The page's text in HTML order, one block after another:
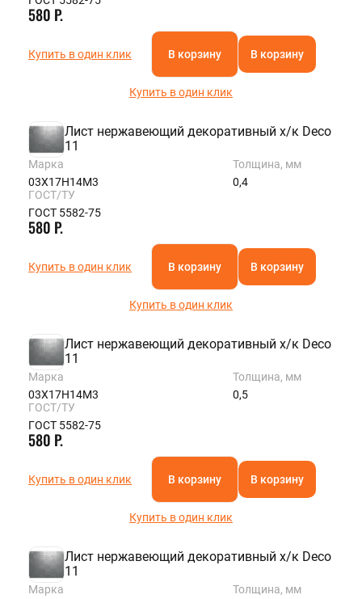
580 Р.
Купить в один клик В корзину В корзину
Купить в один клик
Лист нержавеющий декоративный х/к Deco
11
Марка
03Х17Н14М3
Толщина, мм
0,4
ГОСТ/ТУ
ГОСТ 5582-75
580 Р.
Купить в один клик В корзину В корзину
Купить в один клик
Лист нержавеющий декоративный х/к Deco
11
Марка
03Х17Н14М3
Толщина, мм
0,5
ГОСТ/ТУ
ГОСТ 5582-75
580 Р.
Купить в один клик В корзину В корзину
Купить в один клик
Лист нержавеющий декоративный х/к Deco
11
Марка
Толщина, мм